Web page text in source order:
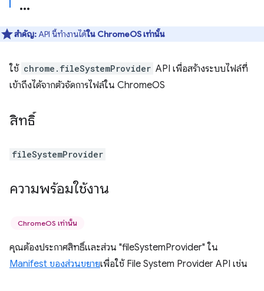
สำคัญ:API นี้ทำงานได้ใน ChromeOS เท่านั้น
ใช้ chrome.fileSystemProvider API เพื่อสร้างระบบไฟล์ที่
เข้าถึงได้จากตัวจัดการไฟล์ใน ChromeOS
สิทธิ์
fileSystemProvider
ความพร้อมใช้งาน
ChromeOS เท่านั้น
คุณต้องประกาศสิทธิ์และส่วน "fileSystemProvider" ใน
Manifest ของส่วนขยายเพื่อใช้ File System Provider API เช่น